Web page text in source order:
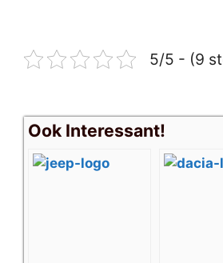
5/5 - (9
Ook Interessant!